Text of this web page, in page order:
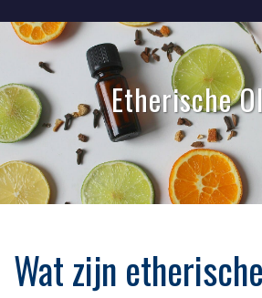
Etherische
Wat zijn